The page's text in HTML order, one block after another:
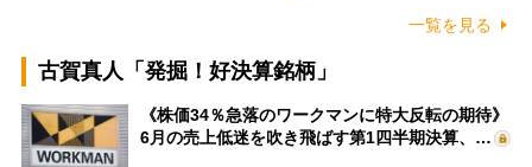
一覧を見る
古賀真人「発掘！好決算銘柄」
《株価34％急落のワークマンに特大反転の期待》
6月の売上低迷を吹き飛ばす第1四半期決算、…